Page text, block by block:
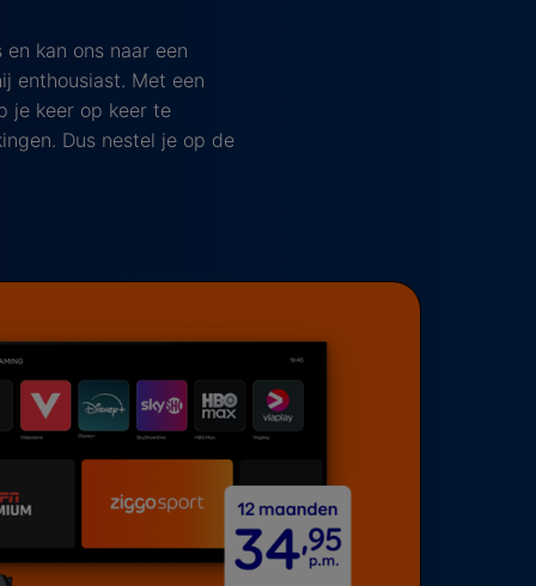
kan ons naar een
enthousiast. Met een
je keer op keer te
Dus nestel je op de